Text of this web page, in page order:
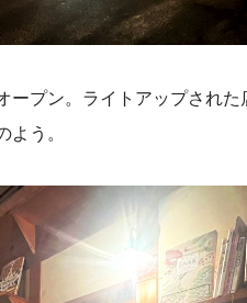
ープン。ライトアップされ
う。